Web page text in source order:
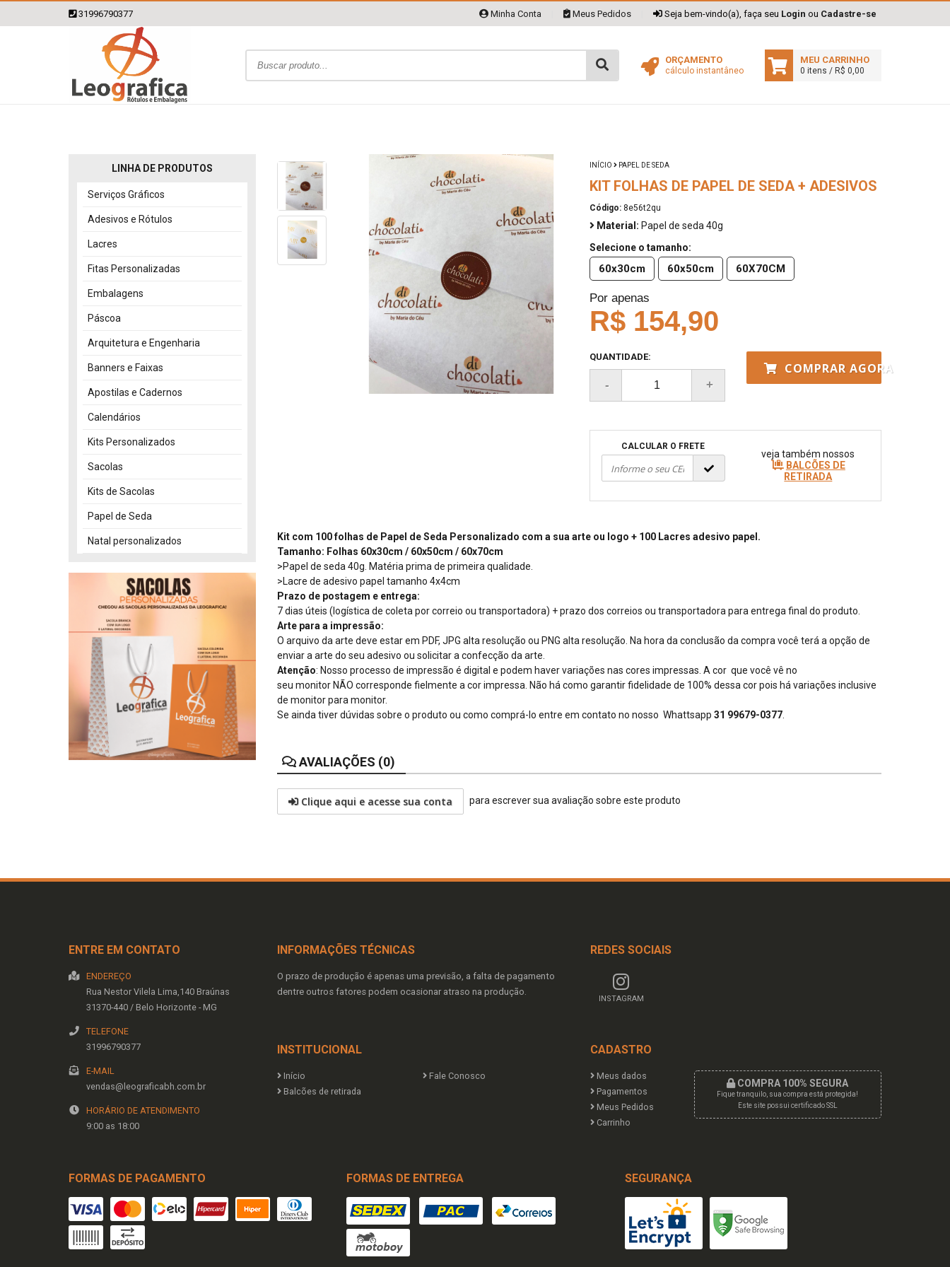
31996790377 Minha Conta Meus Pedidos Seja bem-vindo(a), faça seu Login ou Cadastre-se
ORÇAMENTO
cálculo instantâneo
MEU CARRINHO
0 itens / R$ 0,00
LINHA DE PRODUTOS
Serviços Gráficos
Adesivos e Rótulos
Lacres
Fitas Personalizadas
Embalagens
Páscoa
Arquitetura e Engenharia
Banners e Faixas
Apostilas e Cadernos
Calendários
Kits Personalizados
Sacolas
Kits de Sacolas
Papel de Seda
Natal personalizados
INÍCIO PAPEL DE SEDA
KIT FOLHAS DE PAPEL DE SEDA + ADESIVOS
Código: 8e56t2qu
Material: Papel de seda 40g
Selecione o tamanho:
60x30cm 60x50cm 60X70CM
Por apenas
R$ 154,90
QUANTIDADE:
COMPRAR AGORA
CALCULAR O FRETE
veja também nossos
BALCÕES DE
RETIRADA
Kit com 100 folhas de Papel de Seda Personalizado com a sua arte ou logo + 100 Lacres adesivo papel.
Tamanho: Folhas 60x30cm / 60x50cm / 60x70cm
>Papel de seda 40g. Matéria prima de primeira qualidade.
>Lacre de adesivo papel tamanho 4x4cm
Prazo de postagem e entrega:
7 dias úteis (logística de coleta por correio ou transportadora) + prazo dos correios ou transportadora para entrega final do produto.
Arte para a impressão:
O arquivo da arte deve estar em PDF, JPG alta resolução ou PNG alta resolução. Na hora da conclusão da compra você terá a opção de
enviar a arte do seu adesivo ou solicitar a confecção da arte.
Atenção: Nosso processo de impressão é digital e podem haver variações nas cores impressas. A cor que você vê no
seu monitor NÃO corresponde fielmente a cor impressa. Não há como garantir fidelidade de 100% dessa cor pois há variações inclusive
de monitor para monitor.
Se ainda tiver dúvidas sobre o produto ou como comprá-lo entre em contato no nosso Whattsapp 31 99679-0377
AVALIAÇÕES (0)
Clique aqui e acesse sua conta para escrever sua avaliação sobre este produto
ENTRE EM CONTATO
ENDEREÇO
Rua Nestor Vilela Lima,140 Braúnas
31370-440 / Belo Horizonte - MG
TELEFONE
31996790377
E-MAIL
vendas@leograficabh.com.br
HORÁRIO DE ATENDIMENTO
9:00 as 18:00
INFORMAÇÕES TÉCNICAS
O prazo de produção é apenas uma previsão, a falta de pagamento
dentre outros fatores podem ocasionar atraso na produção.
REDES SOCIAIS
INSTAGRAM
INSTITUCIONAL
Início
Fale Conosco
Balcões de retirada
CADASTRO
Meus dados
Pagamentos
Meus Pedidos
Carrinho
COMPRA 100% SEGURA
Fique tranquilo, sua compra está protegida!
Este site possui certificado SSL
FORMAS DE PAGAMENTO FORMAS DE ENTREGA SEGURANÇA